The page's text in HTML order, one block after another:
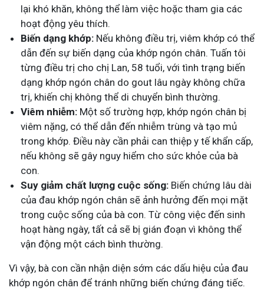
lại khó khăn, không thể làm việc hoặc tham gia các
hoạt động yêu thích.
Biến dạng khớp: Nếu không điều trị, viêm khớp có thể
dẫn đến sự biến dạng của khớp ngón chân. Tuấn tôi
từng điều trị cho chị Lan, 58 tuổi, với tình trạng biến
dạng khớp ngón chân do gout lâu ngày không chữa
trị, khiến chị không thể di chuyển bình thường.
Viêm nhiễm: Một số trường hợp, khớp ngón chân bị
viêm nặng, có thể dẫn đến nhiễm trùng và tạo mủ
trong khớp. Điều này cần phải can thiệp y tế khẩn cấp,
nếu không sẽ gây nguy hiểm cho sức khỏe của bà
con.
Suy giảm chất lượng cuộc sống: Biến chứng lâu dài
của đau khớp ngón chân sẽ ảnh hưởng đến mọi mặt
trong cuộc sống của bà con. Từ công việc đến sinh
hoạt hàng ngày, tất cả sẽ bị gián đoạn vì không thể
vận động một cách bình thường.
Vì vậy, bà con cần nhận diện sớm các dấu hiệu của đau
khớp ngón chân để tránh những biến chứng đáng tiếc.